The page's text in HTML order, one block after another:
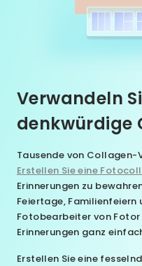
Verwandeln
denkwürdige
Tausende von Collagen-
Erstellen Sie eine
Erinnerungen zu
Feiertage, Familienfeiern
Fotobearbeiter von
Erinnerungen ganz
Erstellen Sie eine